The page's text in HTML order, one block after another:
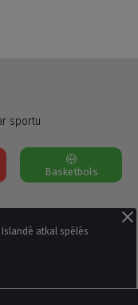
atkal spēlēs
sportu
Basketbols
Kontakti